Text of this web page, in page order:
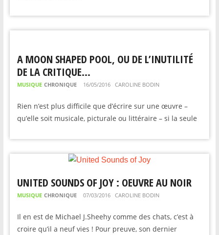
A MOON SHAPED POOL, OU DE L’INUTILITÉ
DE LA CRITIQUE…
MUSIQUE CHRONIQUE 16/05/2016 CAROLINE BODIN
Rien n’est plus difficile que d’écrire sur une œuvre –
qu’elle soit musicale, picturale ou littéraire – si la seule
UNITED SOUNDS OF JOY : OEUVRE AU NOIR
MUSIQUE CHRONIQUE 07/03/2016 CAROLINE BODIN
Il en est de Michael J.Sheehy comme des chats, c’est à
croire qu’il a neuf vies ! Pour preuve, son dernier